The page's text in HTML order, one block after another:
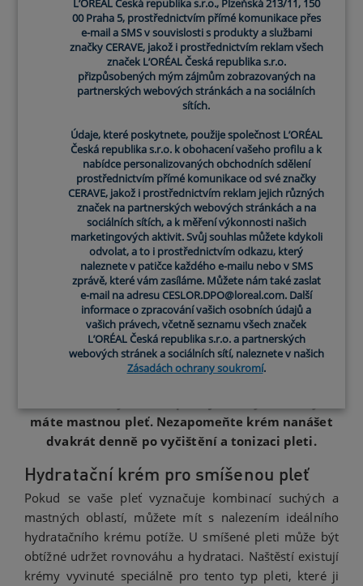
máte mastnou pleť. Nezapomeňte krém nanášet
dvakrát denně po vyčištění a tonizaci pleti.
Hydratační krém pro smíšenou pleť
Pokud se vaše pleť vyznačuje kombinací suchých a
mastných oblastí, můžete mít s nalezením ideálního
hydratačního krému potíže. U smíšené pleti může být
obtížné udržet rovnováhu a hydrataci. Naštěstí existují
krémy vyvinuté speciálně pro tento typ pleti, které ji
L’ORÉAL Česká republika s.r.o., Plzeňská 213/11, 150
00 Praha 5, prostřednictvím přímé komunikace přes
e-mail a SMS v souvislosti s produkty a službami
značky CERAVE, jakož i prostřednictvím reklam všech
značek L’ORÉAL Česká republika s.r.o.
přizpůsobených mým zájmům zobrazovaných na
partnerských webových stránkách a na sociálních
sítích.
Údaje, které poskytnete, použije společnost L’ORÉAL
Česká republika s.r.o. k obohacení vašeho profilu a k
nabídce personalizovaných obchodních sdělení
prostřednictvím přímé komunikace od své značky
CERAVE, jakož i prostřednictvím reklam jejich různých
značek na partnerských webových stránkách a na
sociálních sítích, a k měření výkonnosti našich
marketingových aktivit. Svůj souhlas můžete kdykoli
odvolat, a to i prostřednictvím odkazu, který
naleznete v patičce každého e-mailu nebo v SMS
zprávě, které vám zasíláme. Můžete nám také zaslat
e-mail na adresu CESLOR.DPO@loreal.com. Další
informace o zpracování vašich osobních údajů a
vašich právech, včetně seznamu všech značek
L’ORÉAL Česká republika s.r.o. a partnerských
webových stránek a sociálních sítí, naleznete v našich
Zásadách ochrany soukromí.